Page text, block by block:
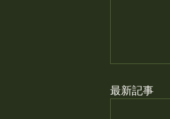
最新記事